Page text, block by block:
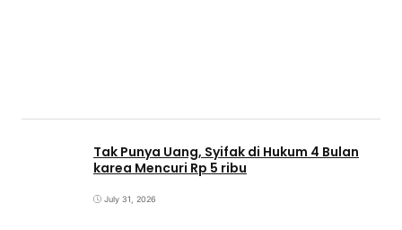
Tak Punya Uang, Syifak di Hukum 4 Bulan
karea Mencuri Rp 5 ribu
July 31, 2026